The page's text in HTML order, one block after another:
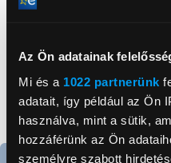
Az Ön adatainak
Mi és a 1022 partnerünk
adatait, így például az Ön
használva, mint a sütik,
hozzáférünk az Ön
személyre szabott